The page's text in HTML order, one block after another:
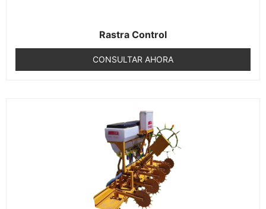
Rastra Control
CONSULTAR AHORA